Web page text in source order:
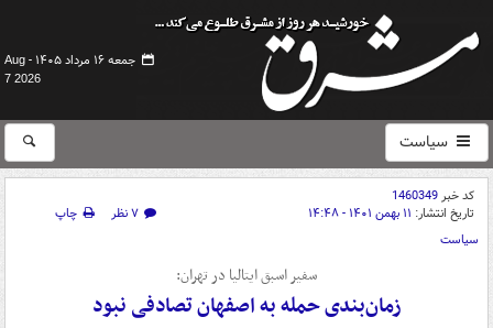
جمعه ۱۶ مرداد ۱۴۰۵ -
Aug
7 2026
سیاست
کد خبر1460349
تاریخ انتشار: ۱۱ بهمن ۱۴۰۱ - ۱۴:۴۸ ۷ نظر
چاپ
سیاست
سفیر اسبق ایتالیا در تهران:
زمان‌بندی حمله به اصفهان تصادفی نبود